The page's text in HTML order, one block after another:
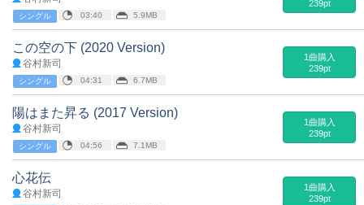
シングル 03:40 5.9MB
239pt
この空の下 (2020 Version)
谷村新司
シングル 04:31 6.7MB
1曲購入
239pt
陽はまた昇る (2017 Version)
谷村新司
シングル 04:56 7.1MB
1曲購入
239pt
心花伝
谷村新司
1曲購入
239pt